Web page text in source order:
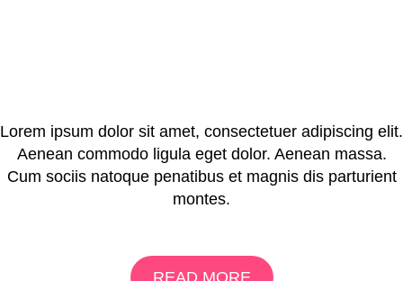
Lorem ipsum dolor sit amet, consectetuer adipiscing elit.
Aenean commodo ligula eget dolor. Aenean massa.
Cum sociis natoque penatibus et magnis dis parturient
montes.
READ MORE